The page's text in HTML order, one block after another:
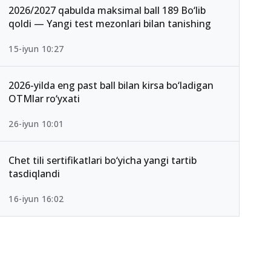
2026/2027 qabulda maksimal ball 189 Bo‘lib
qoldi — Yangi test mezonlari bilan tanishing
15-iyun 10:27
2026-yilda eng past ball bilan kirsa bo‘ladigan
OTMlar ro‘yxati
26-iyun 10:01
Chet tili sertifikatlari bo‘yicha yangi tartib
tasdiqlandi
16-iyun 16:02